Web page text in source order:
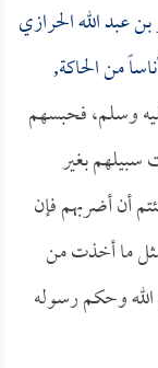
عبد الله الحرازي
من الحاكة,
وسلم، فحبسهم
سبيلهم بغير
أن أضربهم فإن
ما أخذت من
وحكم رسوله